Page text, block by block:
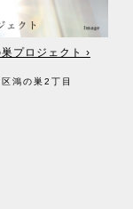
及び団体。（成
るため）
介契約が提携され
機構への登録及び
ます）
等に関する金融機
理業者。
契約の重要事項説
の振込先金融機
プロジェクト ›
鴻の巣2丁目